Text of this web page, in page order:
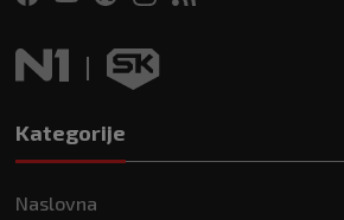
Kategorije
Naslovna